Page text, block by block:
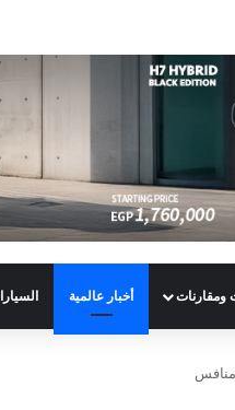
ومقارنات أخبار عالمية
منافس